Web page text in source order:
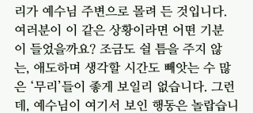
리가 예수님 주변으로 몰려 든 것입니다.
여러분이 이 같은 상황이라면 어떤 기분
이 들었을까요? 조금도 쉴 틈을 주지 않
는, 애도하며 생각할 시간도 빼앗는 수 많
은 ‘무리’들이 좋게 보일리 없습니다. 그런
데, 예수님이 여기서 보인 행동은 놀랍습니